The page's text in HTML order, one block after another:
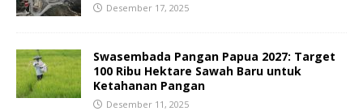
Desember 17, 2025
Swasembada Pangan Papua 2027: Target
100 Ribu Hektare Sawah Baru untuk
Ketahanan Pangan
Desember 11, 2025